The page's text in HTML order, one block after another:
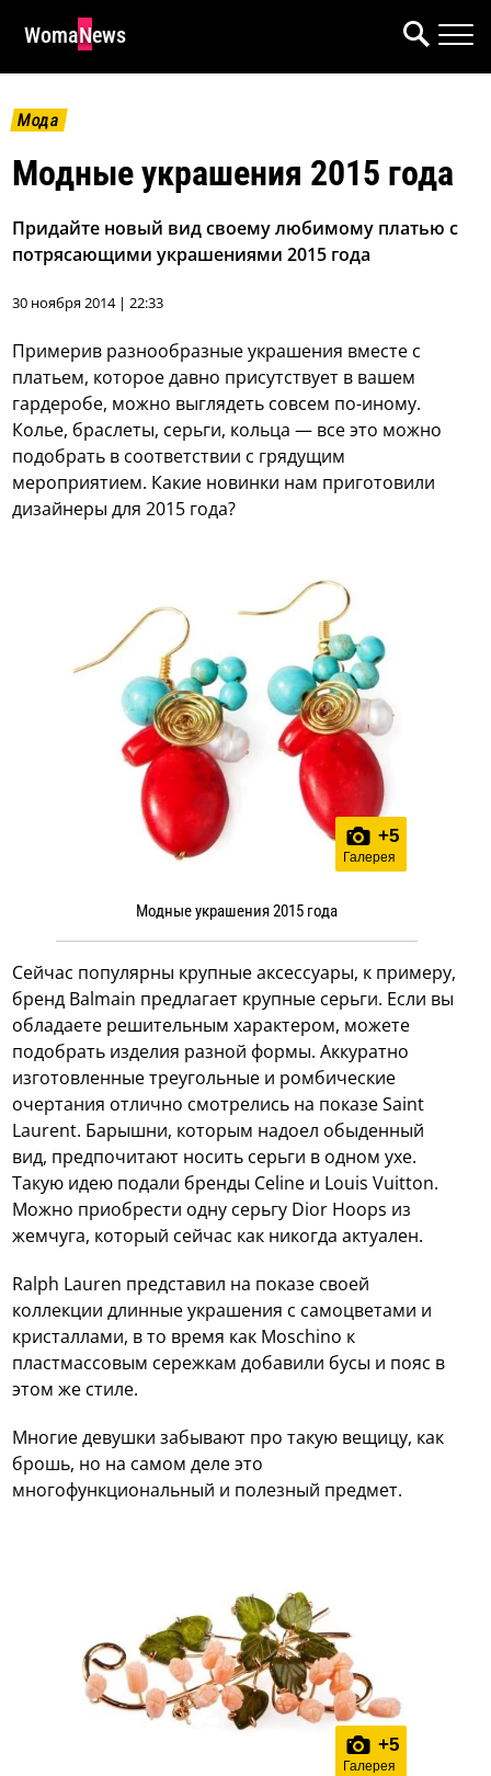
WomaNews
Мода
Модные украшения 2015 года
Придайте новый вид своему любимому платью с
потрясающими украшениями 2015 года
30 ноября 2014 | 22:33
Примерив разнообразные украшения вместе с
платьем, которое давно присутствует в вашем
гардеробе, можно выглядеть совсем по-иному.
Колье, браслеты, серьги, кольца — все это можно
подобрать в соответствии с грядущим
мероприятием. Какие новинки нам приготовили
дизайнеры для 2015 года?
+5
Галерея
Модные украшения 2015 года
Сейчас популярны крупные аксессуары, к примеру,
бренд Balmain предлагает крупные серьги. Если вы
обладаете решительным характером, можете
подобрать изделия разной формы. Аккуратно
изготовленные треугольные и ромбические
очертания отлично смотрелись на показе Saint
Laurent. Барышни, которым надоел обыденный
вид, предпочитают носить серьги в одном ухе.
Такую идею подали бренды Celine и Louis Vuitton.
Можно приобрести одну серьгу Diоr Hoops из
жемчуга, который сейчас как никогда актуален.
Ralph Lauren представил на показе своей
коллекции длинные украшения с самоцветами и
кристаллами, в то время как Moschino к
пластмассовым сережкам добавили бусы и пояс в
этом же стиле.
Многие девушки забывают про такую вещицу, как
брошь, но на самом деле это
многофункциональный и полезный предмет.
+5
Галерея